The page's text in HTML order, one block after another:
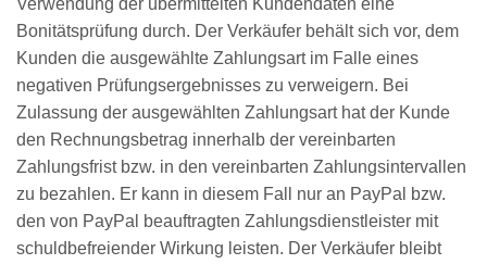
Bonitätsprüfung durch. Der Verkäufer behält sich vor, dem
Kunden die ausgewählte Zahlungsart im Falle eines
negativen Prüfungsergebnisses zu verweigern. Bei
Zulassung der ausgewählten Zahlungsart hat der Kunde
den Rechnungsbetrag innerhalb der vereinbarten
Zahlungsfrist bzw. in den vereinbarten Zahlungsintervallen
zu bezahlen. Er kann in diesem Fall nur an PayPal bzw.
den von PayPal beauftragten Zahlungsdienstleister mit
schuldbefreiender Wirkung leisten. Der Verkäufer bleibt